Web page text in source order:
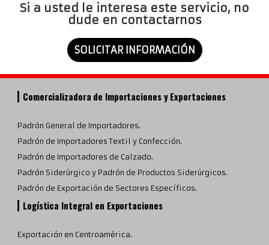
Si a usted le interesa este servicio, no
dude en contactarnos
SOLICITAR INFORMACIÓN
Comercializadora de Importaciones y Exportaciones
Padrón General de Importadores.
Padrón de Importadores Textil y Confección.
Padrón de Importadores de Calzado.
Padrón Siderúrgico y Padrón de Productos Siderúrgicos.
Padrón de Exportación de Sectores Específicos.
Logística Integral en Exportaciones
Exportación en Centroamérica.